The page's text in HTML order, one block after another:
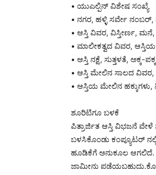
• ಯುಎಲ್ಪಿನ್ ವಿಶೇಷ ಸಂಖ್ಯೆ
• ನಗರ, ಹಳ್ಳಿ ಸರ್ವೇ
• ಆಸ್ತಿ ವಿವರ, ವಿಸ್ತೀರ್ಣ, ಮನೆ,
• ಮಾಲೀಕತ್ವದ ವಿವರ,
• ಆಸ್ತಿ ನಕ್ಷೆ, ಸುತ್ತಳತೆ, ಅಕ್ಕ-
• ಆಸ್ತಿ ಮೇಲಿನ ಸಾಲದ ವಿವರ,
• ಆಸ್ತಿಯ ಮೇಲಿನ ಹಕ್ಕುಗಳು,
ಶೂರಿಟಿಗೂ ಬಳಕೆ
ಪಿತ್ರಾರ್ಜಿತ ಆಸ್ತಿ ವಿಭಜನೆ
ಬಳಸಿಕೊಂಡು ಕಂಪ್ಯೂಟರ್
ಹೂಡಿಕೆಗೆ ಅನುಕೂಲ ಆಗಲಿದೆ.
ಜಾಮೀನು